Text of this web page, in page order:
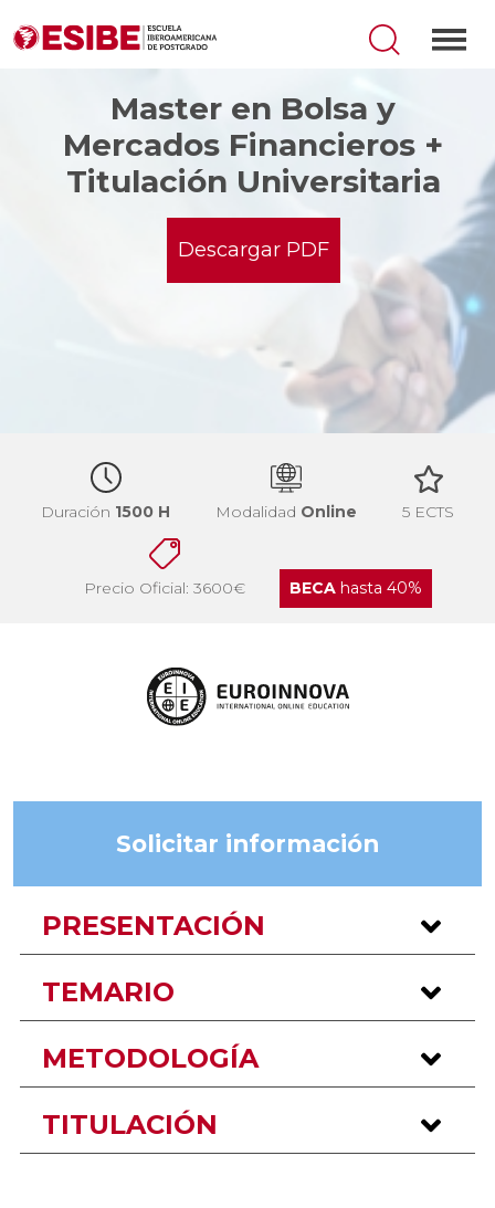
Master en Bolsa y
Mercados Financieros +
Titulación Universitaria
Descargar PDF
Duración 1500 H Modalidad Online 5 ECTS
Precio Oficial: 3600€ BECAhasta 40%
Solicitar información
PRESENTACIÓN
TEMARIO
METODOLOGÍA
TITULACIÓN